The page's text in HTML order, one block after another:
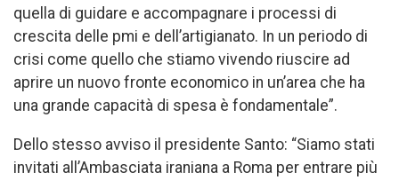
quella di guidare e accompagnare i processi di
crescita delle pmi e dell’artigianato. In un periodo di
crisi come quello che stiamo vivendo riuscire ad
aprire un nuovo fronte economico in un’area che ha
una grande capacità di spesa è fondamentale”.
Dello stesso avviso il presidente Santo: “Siamo stati
invitati all’Ambasciata iraniana a Roma per entrare più